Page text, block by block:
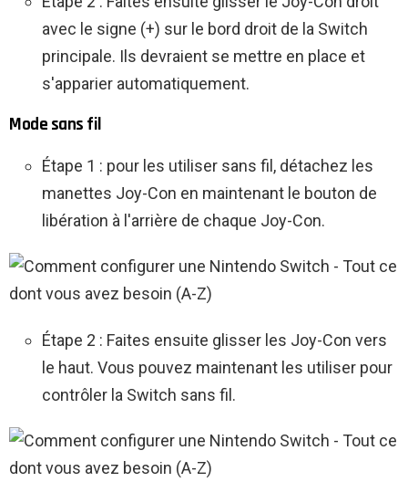
avec le signe (+) sur le bord droit de la Switch
principale. Ils devraient se mettre en place et
s'apparier automatiquement.
Mode sans fil
Étape 1 : pour les utiliser sans fil, détachez les
manettes Joy-Con en maintenant le bouton de
libération à l'arrière de chaque Joy-Con.
Étape 2 : Faites ensuite glisser les Joy-Con vers
le haut. Vous pouvez maintenant les utiliser pour
contrôler la Switch sans fil.